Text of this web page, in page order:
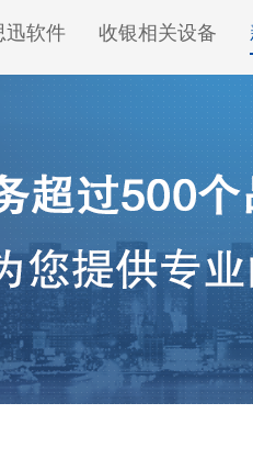
迅软件 收银相关设备